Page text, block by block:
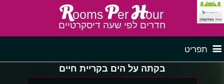
Rooms PerHour
חדרים לפי שעה דיסקרטיים
תפריט
בקתה על הים בקריית חיים